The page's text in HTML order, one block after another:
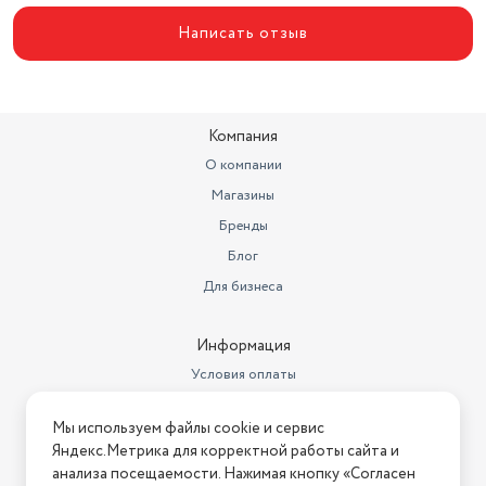
Написать отзыв
Компания
О компании
Магазины
Бренды
Блог
Для бизнеса
Информация
Условия оплаты
Условия возврата
Нашли ошибку на сайте? Напишите нам
Мы используем файлы cookie и сервис
Яндекс.Метрика для корректной работы сайта и
анализа посещаемости. Нажимая кнопку «Согласен